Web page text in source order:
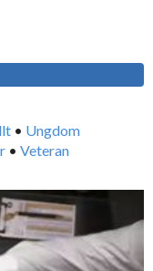
• Ungdom
• Veteran